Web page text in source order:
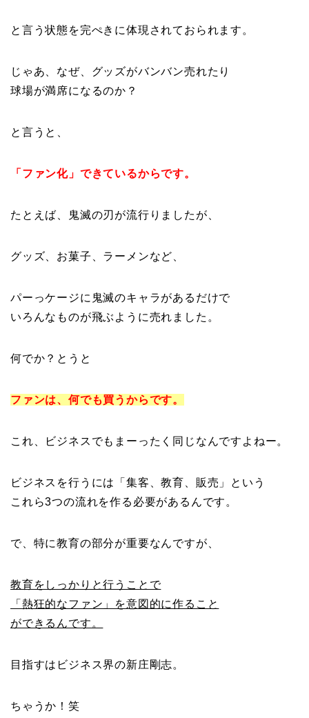
と言う状態を完ぺきに体現されておられます。
じゃあ、なぜ、グッズがバンバン売れたり
球場が満席になるのか？
と言うと、
「ファン化」できているからです。
たとえば、鬼滅の刃が流行りましたが、
グッズ、お菓子、ラーメンなど、
パーっケージに鬼滅のキャラがあるだけで
いろんなものが飛ぶように売れました。
何でか？とうと
ファンは、何でも買うからです。
これ、ビジネスでもまーったく同じなんですよねー。
ビジネスを行うには「集客、教育、販売」という
これら3つの流れを作る必要があるんです。
で、特に教育の部分が重要なんですが、
教育をしっかりと行うことで
「熱狂的なファン」を意図的に作ること
ができるんです。
目指すはビジネス界の新庄剛志。
ちゃうか！笑